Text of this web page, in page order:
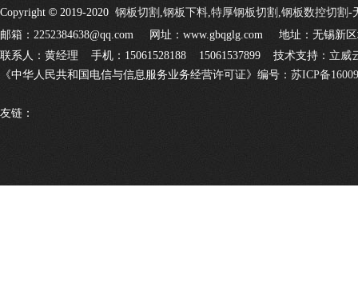
Copyright © 2019-2020 钢板切割 ,钢板下料,特厚钢板切割 ,钢板数控切割 -
邮箱：2252384638@qq.com 网址：www.gbqglg.com 地址：无锡新区
联系人：黄经理 手机：15061528188 15061537899 技术支持： 立威
《中华人民共和国电信与信息服务业务经营许可证》编号： 苏ICP备
友链：